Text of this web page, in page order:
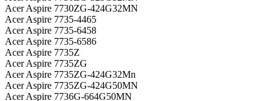
Acer Aspire 7730ZG-424G32MN
Acer Aspire 7735-4465
Acer Aspire 7735-6458
Acer Aspire 7735-6586
Acer Aspire 7735Z
Acer Aspire 7735ZG
Acer Aspire 7735ZG-424G32Mn
Acer Aspire 7735ZG-424G50MN
Acer Aspire 7736G-664G50MN